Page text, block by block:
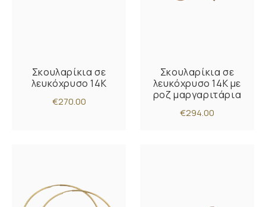
Σκουλαρίκια σε
λευκόχρυσο 14Κ
€270.00
Σκουλαρίκια σε
λευκόχρυσο 14Κ με
ροζ μαργαριτάρια
€294.00